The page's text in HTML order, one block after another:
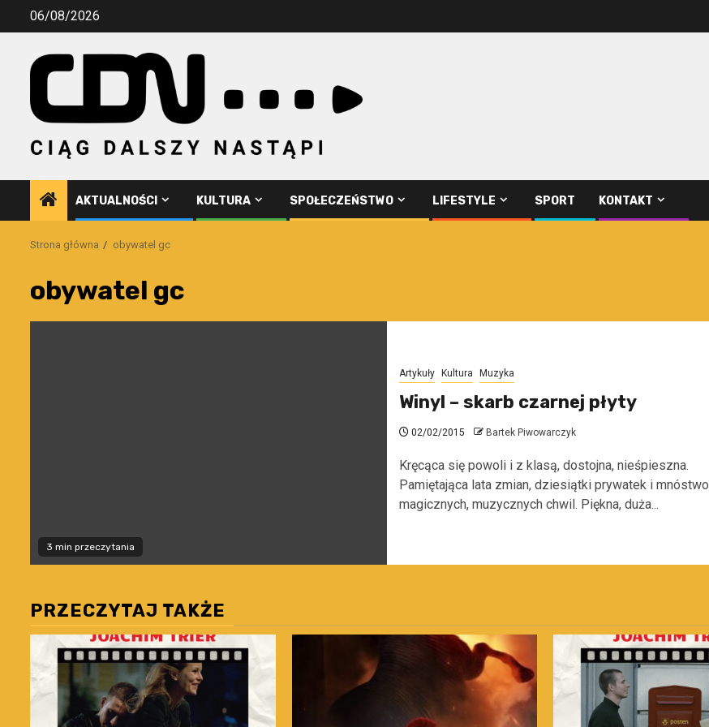
Przejdź06/08/2026
AKTUALNOŚCI KULTURA SPOŁECZEŃSTWO LIFESTYLE SPORT KONTAKT
Strona główna obywatel gc
obywatel gc
3 min przeczytania
Artykuły Kultura Muzyka
Winyl – skarb czarnej płyty
02/02/2015 Bartek Piwowarczyk
Kręcąca się powoli i z klasą, dostojna, nieśpieszna.
Pamiętająca lata zmian, dziesiątki prywatek i mnóstwo
magicznych, muzycznych chwil. Piękna, duża...
PRZECZYTAJ TAKŻE